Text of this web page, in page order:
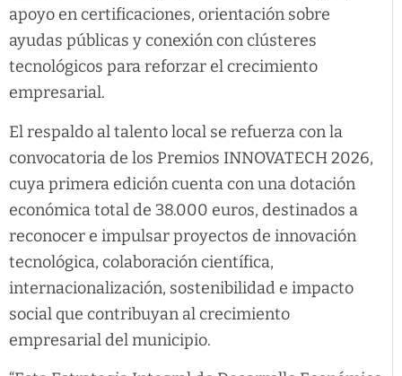
apoyo en certificaciones, orientación sobre
ayudas públicas y conexión con clústeres
tecnológicos para reforzar el crecimiento
empresarial.
El respaldo al talento local se refuerza con la
convocatoria de los Premios INNOVATECH 2026,
cuya primera edición cuenta con una dotación
económica total de 38.000 euros, destinados a
reconocer e impulsar proyectos de innovación
tecnológica, colaboración científica,
internacionalización, sostenibilidad e impacto
social que contribuyan al crecimiento
empresarial del municipio.